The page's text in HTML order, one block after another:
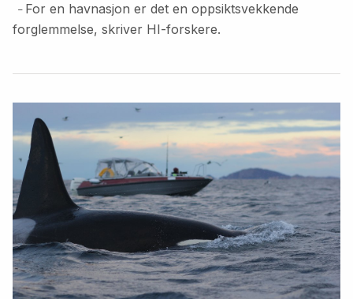
– For en havnasjon er det en oppsiktsvekkende
forglemmelse, skriver HI-forskere.
artikler